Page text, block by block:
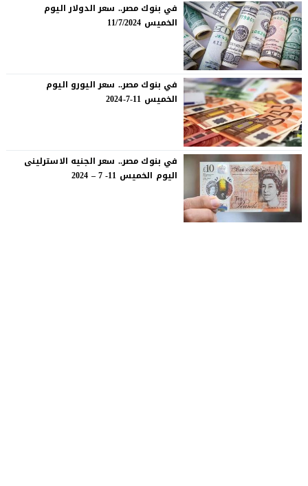
في بنوك مصر.. سعر الدولار اليوم
الخميس 11/7/2024
في بنوك مصر.. سعر اليورو اليوم
الخميس 11-7-2024
في بنوك مصر.. سعر الجنيه الاسترلينى
اليوم الخميس 11- 7 – 2024